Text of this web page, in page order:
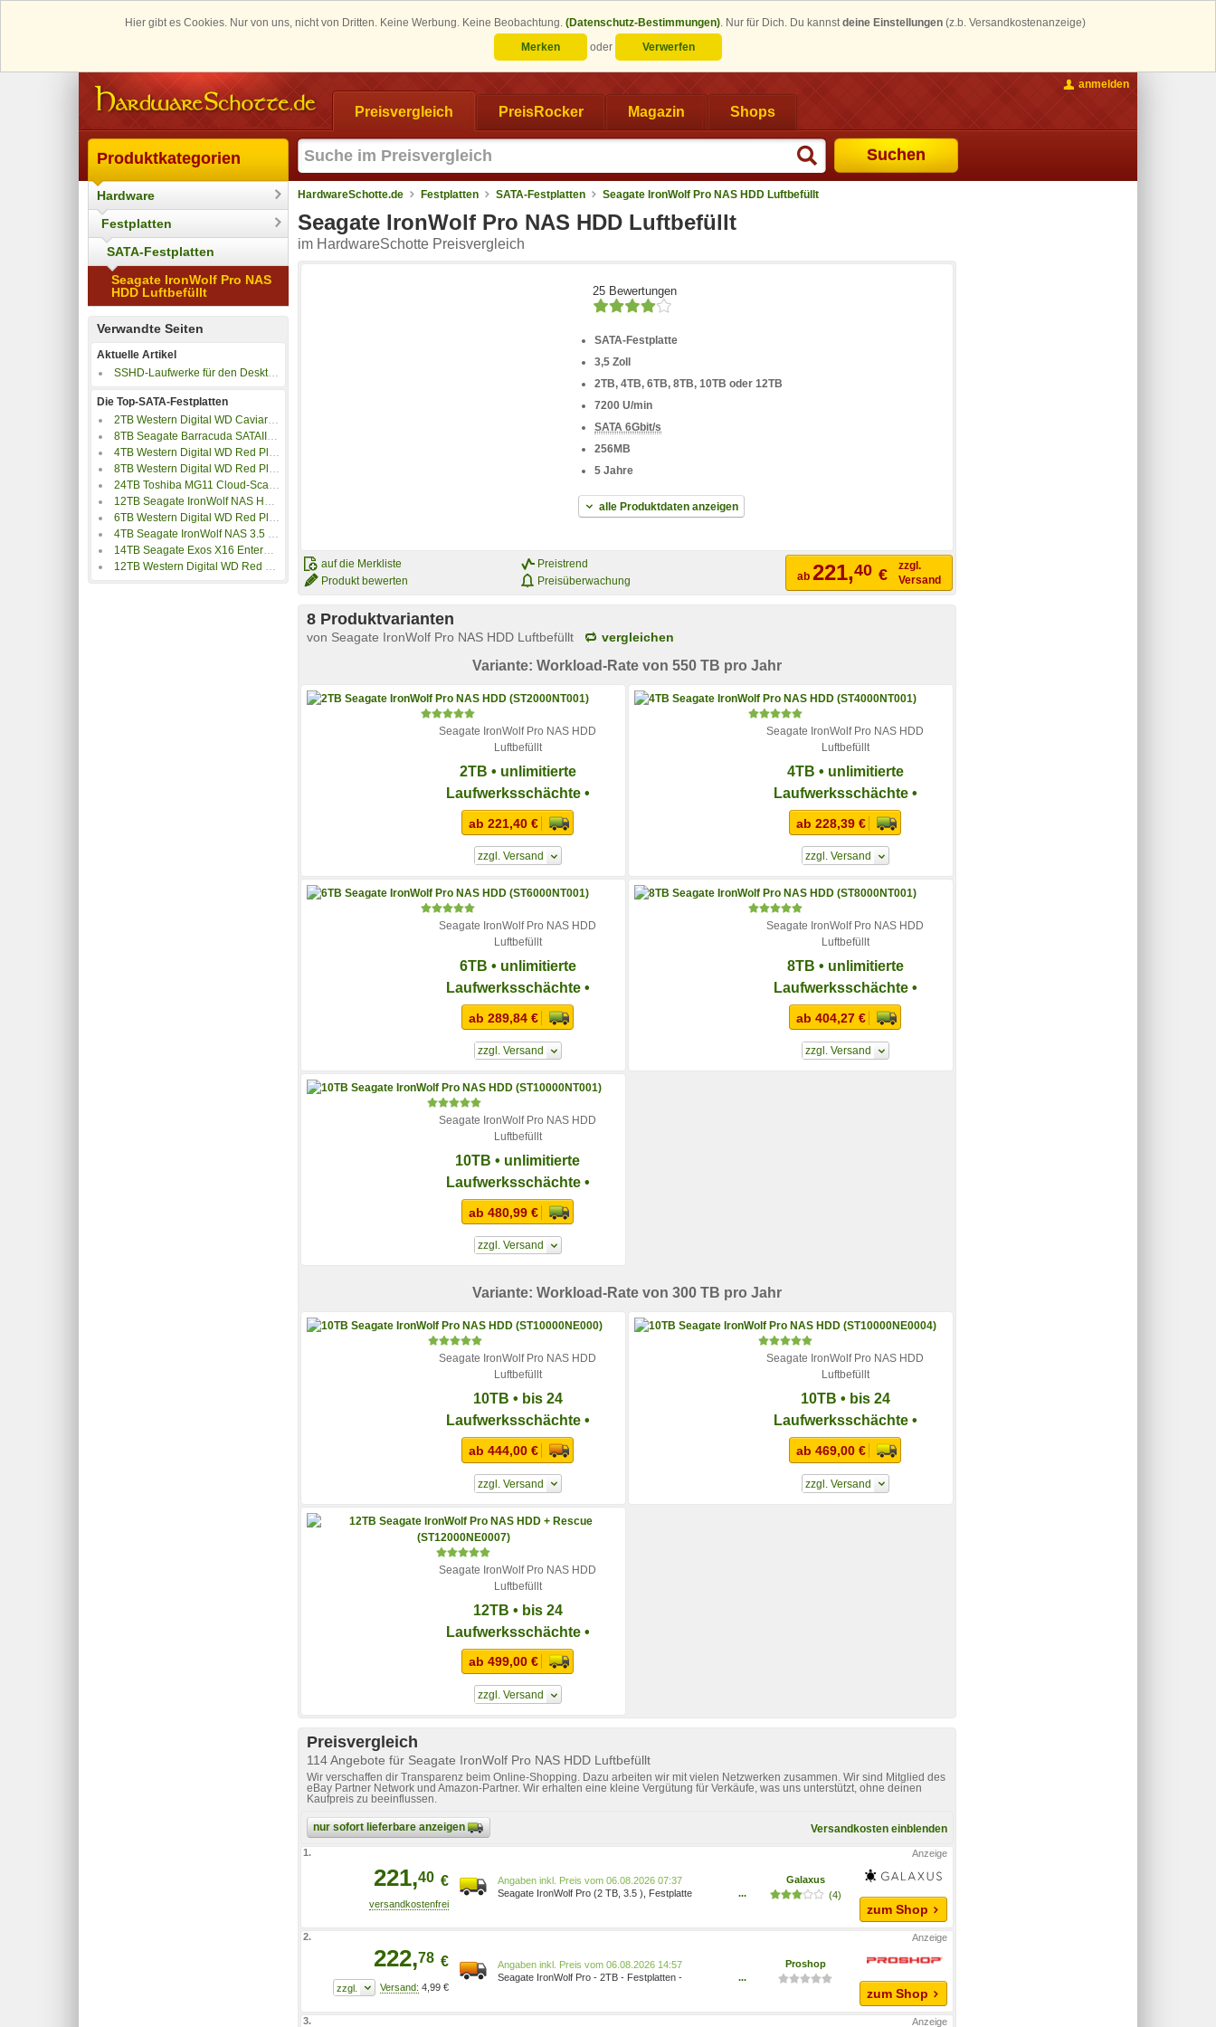
Hier gibt es Cookies. Nur von uns, nicht von Dritten. Keine Werbung. Keine Beobachtung. (Datenschutz-Bestimmungen). Nur für Dich. Du kannstdeine Einstellungen (z.b. Versandkostenanzeige)
Merken
oder Verwerfen
Preisvergleich PreisRocker Magazin Shops
Suchen
anmelden
Produktkategorien
Hardware
Festplatten
SATA-Festplatten
Seagate IronWolf Pro NAS
HDD Luftbefüllt
Verwandte Seiten
Aktuelle Artikel
SSHD-Laufwerke für den Desktop-PC
Die Top-SATA-Festplatten
2TB Western Digital WD Caviar Green
8TB Seagate Barracuda SATAIII HDD
4TB Western Digital WD Red Plus
8TB Western Digital WD Red Plus
24TB Toshiba MG11 Cloud-Scale Capacity
12TB Seagate IronWolf NAS HDD
6TB Western Digital WD Red Plus
4TB Seagate IronWolf NAS 3.5 HDD
14TB Seagate Exos X16 Enterprise 512e/4Kn
12TB Western Digital WD Red Plus
HardwareSchotte.de Festplatten SATA-Festplatten Seagate IronWolf Pro NAS HDD Luftbefüllt
Seagate IronWolf Pro NAS HDD Luftbefüllt
im HardwareSchotte Preisvergleich
25 Bewertungen
SATA-Festplatte
3,5 Zoll
2TB, 4TB, 6TB, 8TB, 10TB oder 12TB
7200 U/min
SATA 6Gbit/s
256MB
5 Jahre
alle Produktdaten anzeigen
auf die Merkliste
Produkt bewerten
Preistrend
Preisüberwachung
ab 221,40 €
zzgl.
Versand
8 Produktvarianten
von Seagate IronWolf Pro NAS HDD Luftbefüllt vergleichen
Variante: Workload-Rate von 550 TB pro Jahr
Seagate IronWolf Pro NAS HDD
Luftbefüllt
2TB • unlimitierte
Laufwerksschächte •
Workload-Rate von 550 TB
pro Jahr
ab 221,40 €
zzgl. Versand
Seagate IronWolf Pro NAS HDD
Luftbefüllt
4TB • unlimitierte
Laufwerksschächte •
Workload-Rate von 550 TB
pro Jahr
ab 228,39 €
zzgl. Versand
Seagate IronWolf Pro NAS HDD
Luftbefüllt
6TB • unlimitierte
Laufwerksschächte •
Workload-Rate von 550 TB
pro Jahr
ab 289,84 €
zzgl. Versand
Seagate IronWolf Pro NAS HDD
Luftbefüllt
8TB • unlimitierte
Laufwerksschächte •
Workload-Rate von 550 TB
pro Jahr
ab 404,27 €
zzgl. Versand
Seagate IronWolf Pro NAS HDD
Luftbefüllt
10TB • unlimitierte
Laufwerksschächte •
Workload-Rate von 550 TB
pro Jahr
ab 480,99 €
zzgl. Versand
Variante: Workload-Rate von 300 TB pro Jahr
Seagate IronWolf Pro NAS HDD
Luftbefüllt
10TB • bis 24
Laufwerksschächte •
Workload-Rate von 300 TB
pro Jahr
ab 444,00 €
zzgl. Versand
Seagate IronWolf Pro NAS HDD
Luftbefüllt
10TB • bis 24
Laufwerksschächte •
Workload-Rate von 300 TB
pro Jahr
ab 469,00 €
zzgl. Versand
Seagate IronWolf Pro NAS HDD
Luftbefüllt
12TB • bis 24
Laufwerksschächte •
Workload-Rate von 300 TB
pro Jahr
ab 499,00 €
zzgl. Versand
Preisvergleich
114 Angebote für Seagate IronWolf Pro NAS HDD Luftbefüllt
Wir verschaffen dir Transparenz beim Online-Shopping. Dazu arbeiten wir mit vielen Netzwerken zusammen. Wir sind Mitglied des
eBay Partner Network und Amazon-Partner. Wir erhalten eine kleine Vergütung für Verkäufe, was uns unterstützt, ohne deinen
Kaufpreis zu beeinflussen.
nur sofort lieferbare anzeigen Versandkosten einblenden
1.
221,40 €
Preis vom 06.08.2026 07:37
Seagate IronWolf Pro (2 TB, 3.5 ), Festplatte
bieten. Geniessen Sie totale Sicherhei
...
Galaxus
(4)
zum Shop
2.
222,78 €
4,99 €
Preis vom 06.08.2026 14:57
Seagate IronWolf Pro - 2TB - Festplatten -
...
Proshop
zum Shop
3.